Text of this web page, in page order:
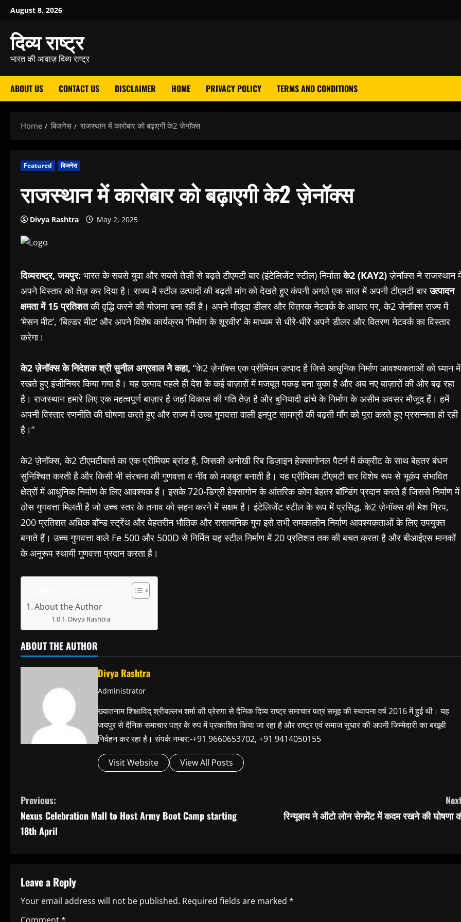
Skip
content
August 8, 2026
दिव्य राष्ट्र
भारत की आवाज़ दिव्य राष्ट्र
ABOUT US CONTACT US DISCLAIMER HOME PRIVACY POLICY TERMS AND CONDITIONS
Home बिजनेस राजस्थान में कारोबार को बढ़ाएगी के2 ज़ेनॉक्स
Featured बिजनेस
राजस्थान में कारोबार को बढ़ाएगी के2 ज़ेनॉक्स
Divya Rashtra May 2, 2025
दिव्यराष्ट्र, जयपुर: भारत के सबसे युवा और सबसे तेज़ी से बढ़ते टीएमटी बार (इंटेलिजेंट स्टील) निर्माताके2 (KAY2)ज़ेनॉक्स ने राजस्थान
अपने विस्तार को तेज़ कर दिया है। राज्य में स्टील उत्पादों की बढ़ती मांग को देखते हुए कंपनी अगले एक साल में अपनी टीएमटी बारउत्पादन
क्षमता में15 प्रतिशतकी वृद्धि करने की योजना बना रही है। अपने मौजूदा डीलर और वितरक नेटवर्क के आधार पर, के2 ज़ेनॉक्स राज्य में
‘मेसन मीट’, ‘बिल्डर मीट’ और अपने विशेष कार्यक्रम ‘निर्माण के शूरवीर’ के माध्यम से धीरे-धीरे अपने डीलर और वितरण नेटवर्क का विस्तार
करेगा।
के2 ज़ेनॉक्स के निदेशक श्री सुनील अग्रवाल ने कहा, “के2 ज़ेनॉक्स एक प्रीमियम उत्पाद है जिसे आधुनिक निर्माण आवश्यकताओं को ध्यान में
रखते हुए इंजीनियर किया गया है। यह उत्पाद पहले ही देश के कई बाज़ारों में मजबूत पकड़ बना चुका है और अब नए बाज़ारों की ओर बढ़ रहा
है। राजस्थान हमारे लिए एक महत्वपूर्ण बाज़ार है जहाँ विकास की गति तेज़ है और बुनियादी ढांचे के निर्माण के असीम अवसर मौजूद हैं। हमें
अपनी विस्तार रणनीति की घोषणा करते हुए और राज्य में उच्च गुणवत्ता वाली इनपुट सामग्री की बढ़ती माँग को पूरा करते हुए प्रसन्नता हो रही
है।”
के2 ज़ेनॉक्स, के2 टीएमटीबार्स का एक प्रीमियम ब्रांड है, जिसकी अनोखी रिब डिज़ाइन हेक्सागोनल पैटर्न में कंक्रीट के साथ बेहतर बंधन
सुनिश्चित करती है और किसी भी संरचना की गुणवत्ता व नींव को मजबूत बनाती है। यह प्रीमियम टीएमटी बार विशेष रूप से भूकंप संभावित
क्षेत्रों में आधुनिक निर्माण के लिए आवश्यक हैं। इसके 720-डिग्री हेक्सागोन के आंतरिक कोण बेहतर बॉन्डिंग प्रदान करते हैं जिससे निर्माण में
ठोस गुणवत्ता मिलती है जो उच्च स्तर के तनाव को सहन करने में सक्षम है। इंटेलिजेंट स्टील के रूप में प्रसिद्ध, के2 ज़ेनॉक्स की मेश ग्रिप,
200 प्रतिशत अधिक बॉन्ड स्ट्रेंथ और बेहतरीन भौतिक और रासायनिक गुण इसे सभी समकालीन निर्माण आवश्यकताओं के लिए उपयुक्त
बनाते हैं। उच्च गुणवत्ता वाले Fe 500 और 500D से निर्मित यह स्टील निर्माण में 20 प्रतिशत तक की बचत करता है और बीआईएस मानकों
के अनुरूप स्थायी गुणवत्ता प्रदान करता है।
About the Author
Divya Rashtra
ABOUT THE AUTHOR
Divya Rashtra
Administrator
ख्यातनाम शिक्षाविद् श्रीबल्लभ शर्मा की प्रेरणा से दैनिक दिव्य राष्ट्र समाचार पत्र समूह की स्थापना वर्ष 2016 में हुई थी। यह
जयपुर से दैनिक समाचार पत्र के रुप में प्रकाशित किया जा रहा है और राष्ट्र एवं समाज सुधार की अपनी जिम्मेदारी का बखूबी
निर्वहन कर रहा है। संपर्क नम्बर:-+91 9660653702, +91 9414050155
Visit Website View All Posts
C
o
i
n
Previous:
Nexus Celebration Mall to Host Army Boot Camp starting
18th April
रिन्यूबाय ने ऑटो लोन सेगमेंट में कदम रखने की घोषणा
Leave a Reply
Your email address will not be published. Required fields are marked *